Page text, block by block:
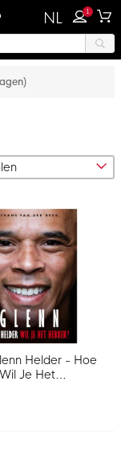
NL 1
Helder - Hoe
Je Het